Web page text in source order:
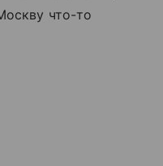
что-то